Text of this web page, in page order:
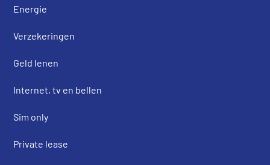
Energie
Verzekeringen
Geld lenen
Internet, tv en bellen
Sim only
Private lease